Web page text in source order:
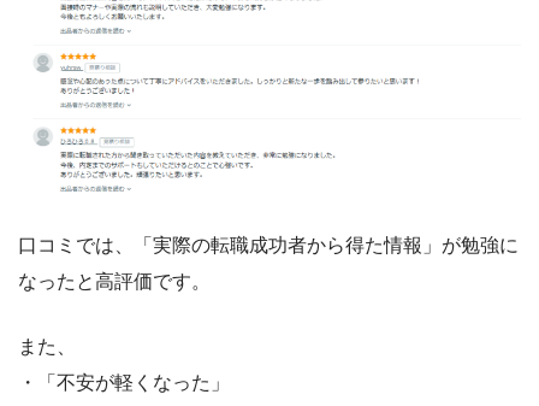
口コミでは、「実際の転職成功者から得た情報」が勉強に
なったと高評価です。
また、
・「不安が軽くなった」